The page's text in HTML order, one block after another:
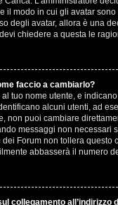
il modo in cui gli avatar
degli avatar, allora è una
chiedere a questa le
faccio a cambiarlo?
al tuo nome utente, e
alcuni utenti, ad
non puoi cambiare
messaggi non necessari
Forum non tollera questo
abbasserà il numero
collegamento all’indirizzo